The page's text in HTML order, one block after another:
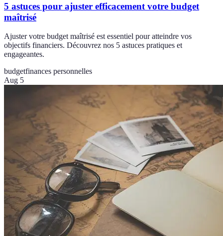
5 astuces pour ajuster efficacement votre budget
maîtrisé
Ajuster votre budget maîtrisé est essentiel pour atteindre vos
objectifs financiers. Découvrez nos 5 astuces pratiques et
engageantes.
budgetfinances personnelles
Aug 5